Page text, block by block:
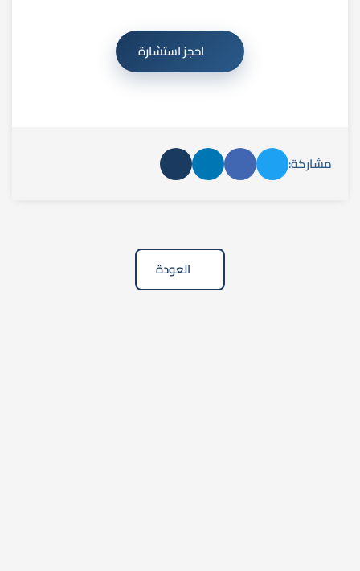
احجز استشارة
مشاركة:
العودة